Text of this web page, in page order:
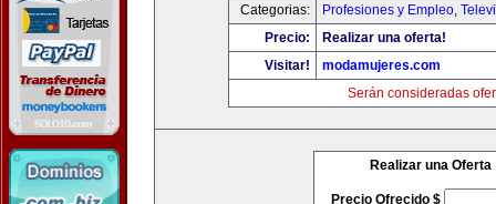
Categorias:
Profesiones y Empleo,
Precio:
Realizar una oferta!
Visitar!
modamujeres.com
Serán consideradas
Realizar una Oferta
Precio Ofrecido $